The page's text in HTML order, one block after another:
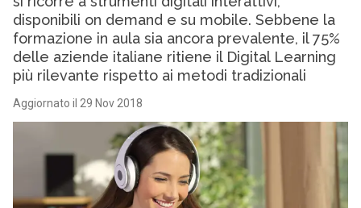
disponibili on demand e su mobile. Sebbene la
formazione in aula sia ancora prevalente, il 75%
delle aziende italiane ritiene il Digital Learning
più rilevante rispetto ai metodi tradizionali
Aggiornato il 29 Nov 2018